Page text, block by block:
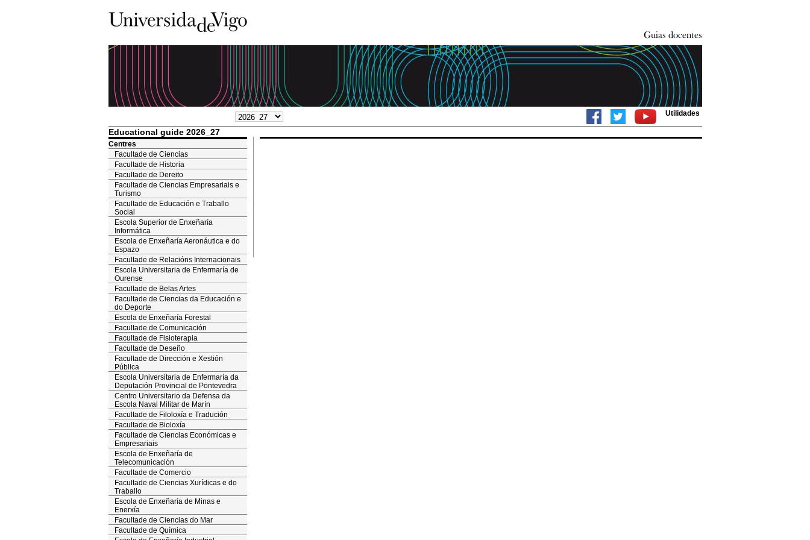
Utilidades
Educational guide 2026_27
Centres
Facultade de Ciencias
Facultade de Historia
Facultade de Dereito
Facultade de Ciencias Empresariais e
Turismo
Facultade de Educación e Traballo
Social
Escola Superior de Enxeñaría
Informática
Escola de Enxeñaría Aeronáutica e do
Espazo
Facultade de Relacións Internacionais
Escola Universitaria de Enfermaría de
Ourense
Facultade de Belas Artes
Facultade de Ciencias da Educación e
do Deporte
Escola de Enxeñaría Forestal
Facultade de Comunicación
Facultade de Fisioterapia
Facultade de Deseño
Facultade de Dirección e Xestión
Pública
Escola Universitaria de Enfermaría da
Deputación Provincial de Pontevedra
Centro Universitario da Defensa da
Escola Naval Militar de Marín
Facultade de Filoloxía e Tradución
Facultade de Bioloxía
Facultade de Ciencias Económicas e
Empresariais
Escola de Enxeñaría de
Telecomunicación
Facultade de Comercio
Facultade de Ciencias Xurídicas e do
Traballo
Escola de Enxeñaría de Minas e
Enerxía
Facultade de Ciencias do Mar
Facultade de Química